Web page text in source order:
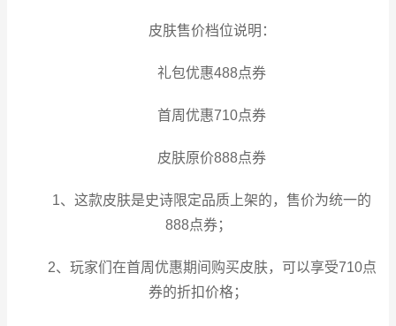
皮肤售价档位说明：
礼包优惠488点券
首周优惠710点券
皮肤原价888点券
1、这款皮肤是史诗限定品质上架的，售价为统一的
888点券；
2、玩家们在首周优惠期间购买皮肤，可以享受710点
券的折扣价格；